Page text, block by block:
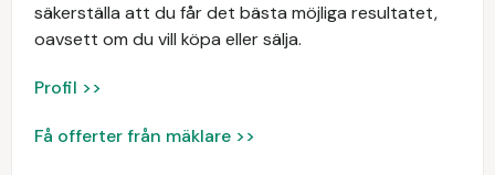
säkerställa att du får det bästa möjliga resultatet,
oavsett om du vill köpa eller sälja.
Profil >>
Få offerter från mäklare >>